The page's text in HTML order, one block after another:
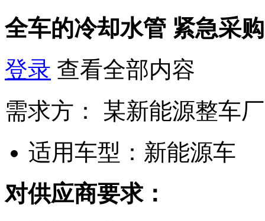
全车的冷却水管 紧急采购
登录 查看全部内容
需求方：
某新能源整车厂
适用车型： 新能源车
对供应商要求：